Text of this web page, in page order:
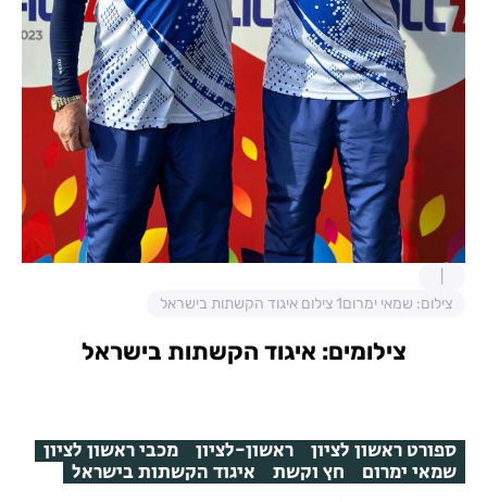
צילום: שמאי ימרום1 צילום איגוד הקשתות בישראל
צילומים: איגוד הקשתות בישראל
ספורט ראשון לציון ראשון-לציון מכבי ראשון לציון
שמאי ימרום חץ וקשת איגוד הקשתות בישראל